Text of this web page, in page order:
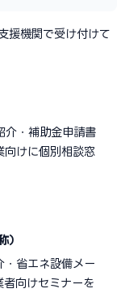
援機関で受け付けて
介・補助金申請書
向けに個別相談窓
）
・省エネ設備メー
者向けセミナーを